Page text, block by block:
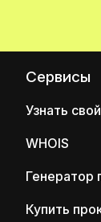
Сервисы
Узнать
WHOIS
Генератор
Купить